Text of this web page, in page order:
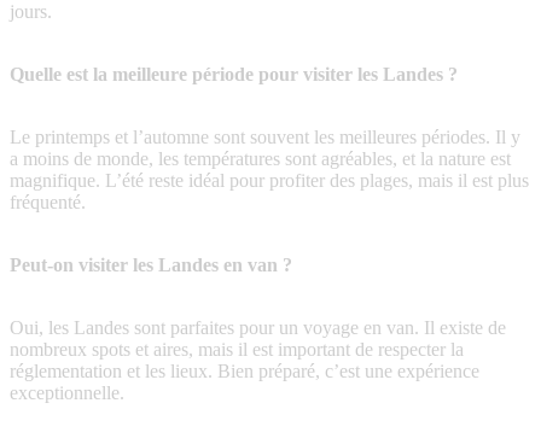
jours.
Quelle est la meilleure période pour visiter les Landes ?
Le printemps et l’automne sont souvent les meilleures périodes. Il y
a moins de monde, les températures sont agréables, et la nature est
magnifique. L’été reste idéal pour profiter des plages, mais il est plus
fréquenté.
Peut-on visiter les Landes en van ?
Oui, les Landes sont parfaites pour un voyage en van. Il existe de
nombreux spots et aires, mais il est important de respecter la
réglementation et les lieux. Bien préparé, c’est une expérience
exceptionnelle.